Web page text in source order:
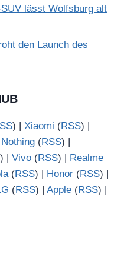
lässt Wolfsburg alt
den Launch des
) | Xiaomi (RSS) |
Nothing (RSS) |
) | Vivo (RSS) |
Realme
(RSS) | Honor (RSS) |
(RSS) | Apple (RSS) |